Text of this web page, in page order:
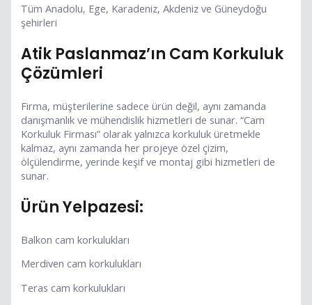
Tüm Anadolu, Ege, Karadeniz, Akdeniz ve Güneydoğu
şehirleri
Atik Paslanmaz’ın Cam Korkuluk
Çözümleri
Firma, müşterilerine sadece ürün değil, aynı zamanda
danışmanlık ve mühendislik hizmetleri de sunar. “Cam
Korkuluk Firması” olarak yalnızca korkuluk üretmekle
kalmaz, aynı zamanda her projeye özel çizim,
ölçülendirme, yerinde keşif ve montaj gibi hizmetleri de
sunar.
Ürün Yelpazesi:
Balkon cam korkulukları
Merdiven cam korkulukları
Teras cam korkulukları